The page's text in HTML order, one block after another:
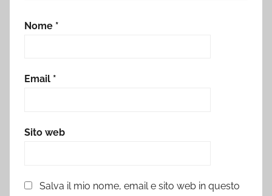
Nome *
Email *
Sito web
Salva il mio nome, email e sito web in questo